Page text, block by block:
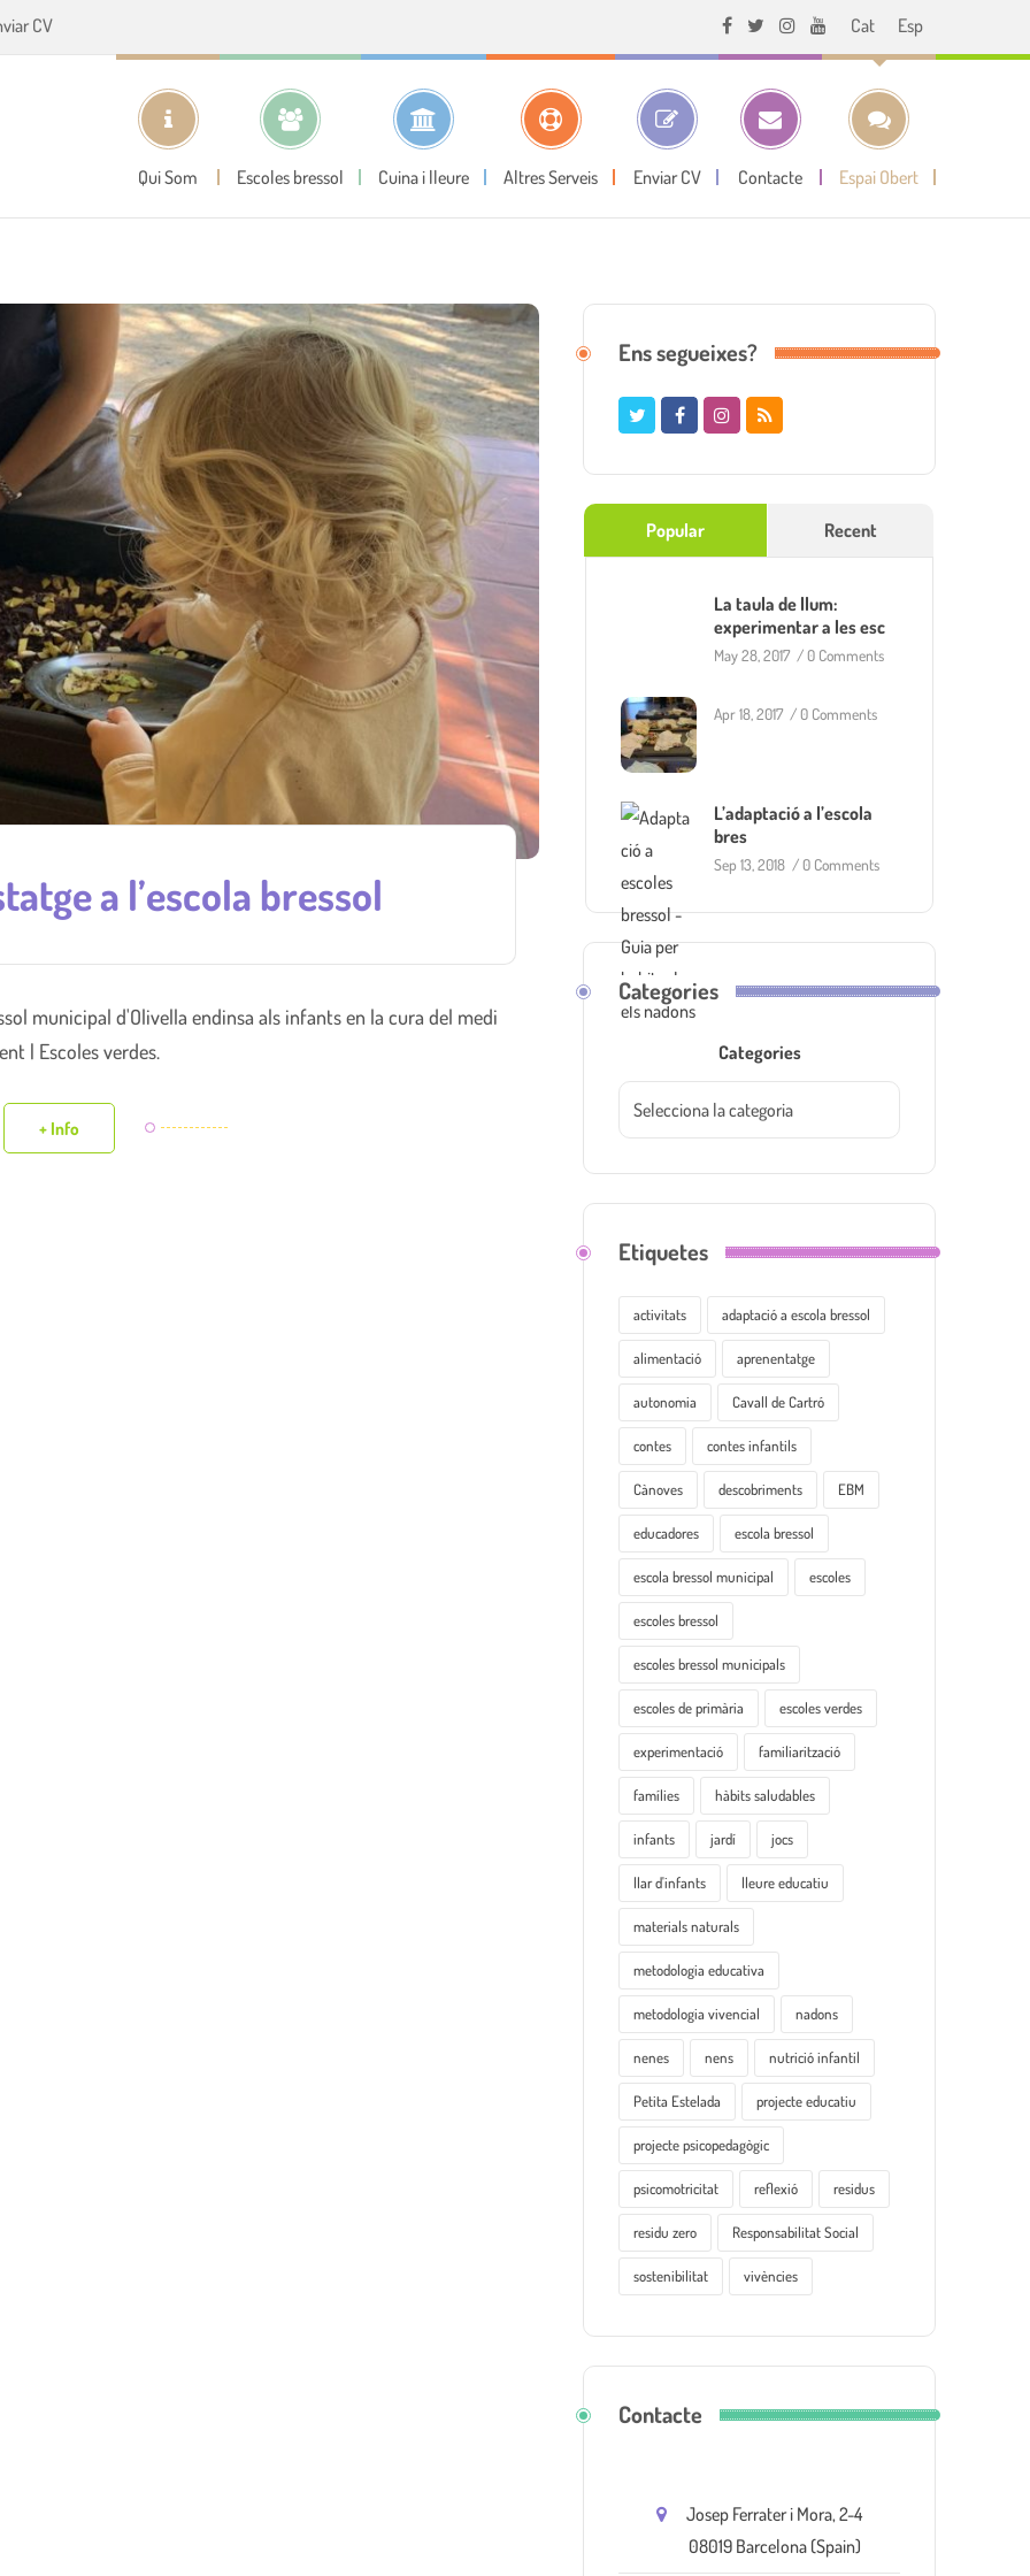
CV Cat Esp
Qui Som Escoles bressol Cuina i lleure Altres Serveis Enviar CV Contacte Espai Obert
a l’escola bressol
municipal d'Olivella endinsa als infants en la cura del medi
| Escoles verdes.
+ Info
Ens segueixes?
Popular Recent
La taula de llum:
experimentar a les esc
May 28, 2017 /0 Comments
Apr 18, 2017 /0 Comments
L’adaptació a l’escola
bres
Sep 13, 2018 /0 Comments
Categories
Categories
Etiquetes
activitats adaptació a escola bressol
alimentació aprenentatge
autonomia Cavall de Cartró
contes contes infantils
Cànoves descobriments EBM
educadores escola bressol
escola bressol municipal escoles
escoles bressol
escoles bressol municipals
escoles de primària escoles verdes
experimentació familiarització
famílies hàbits saludables
infants jardí jocs
llar d'infants lleure educatiu
materials naturals
metodologia educativa
metodologia vivencial nadons
nenes nens nutrició infantil
Petita Estelada projecte educatiu
projecte psicopedagògic
psicomotricitat reflexió residus
residu zero Responsabilitat Social
sostenibilitat vivències
Contacte
Josep Ferrater i Mora, 2-4
08019 Barcelona (Spain)